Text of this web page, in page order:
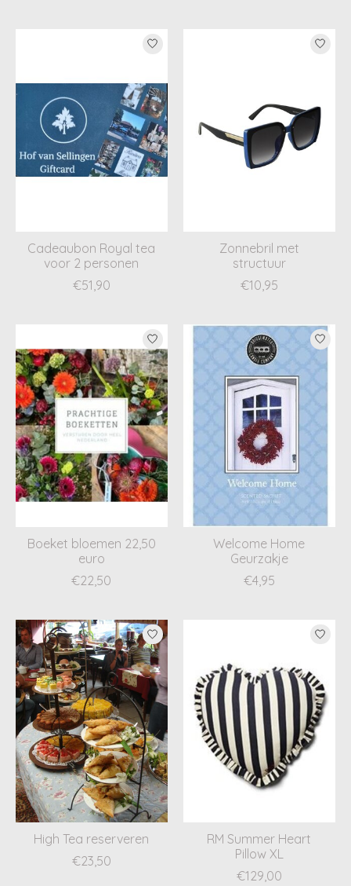
Cadeaubon Royal tea
voor 2 personen
€51,90
Zonnebril met
structuur
€10,95
Boeket bloemen 22,50
euro
€22,50
Welcome Home
Geurzakje
€4,95
High Tea reserveren
€23,50
RM Summer Heart
Pillow XL
€129,00